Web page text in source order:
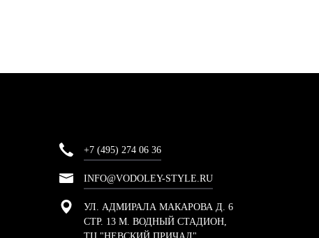
+7 (495) 274 06 36
INFO@VODOLEY-STYLE.RU
УЛ. АДМИРАЛА МАКАРОВА Д. 6
СТР. 13 М. ВОДНЫЙ СТАДИОН,